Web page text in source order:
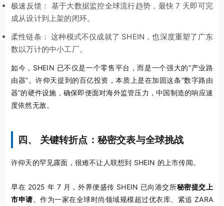
极速反馈： 基于大数据监控全球流行趋势，最快 7 天即可完
成从设计到上架的闭环。
柔性链条： 这种模式不仅成就了 SHEIN，也深度重塑了广东
数以万计的中小工厂。
如今，SHEIN 已不仅是一个零售平台，而是一个强大的“产业路
由器”。许仰天提到的百亿投资，本质上是在加固这条“数字路由
器”的硬件设施，确保即便面对海外监管压力，中国制造的响应速
度依然无敌。
四、 关键转折点：秘密交表与全球挑战
许仰天的罕见露面，很难不让人联想到 SHEIN 的上市传闻。
早在 2025 年 7 月，外界便盛传 SHEIN 已向港交所秘密提交上
市申请。作为一家在全球时尚领域规模超过优衣库、紧追 ZARA